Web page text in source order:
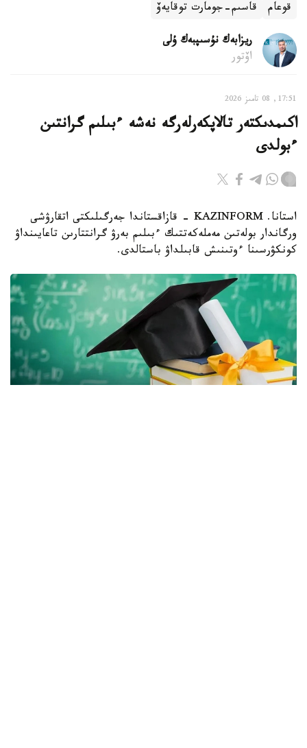
قوعام قاسىم-جومارت توقايەۆ
ريزابەك نۇسىپبەك ۇلى
اۆتور
17:51, 08 تامىز 2026
اكىمدىكتەر تالاپكەرلەرگە نەشە ءبىلىم گرانتىن
ءبولدى
استانا. KAZINFORM - قازاقستاندا جەرگىلىكتى اتقارۋشى
ورگاندار بولەتىن مەملەكەتتىك ءبىلىم بەرۋ گرانتتارىن تاعايىنداۋ
كونكۋرسىنا ءوتىنىش قابىلداۋ باستالدى.